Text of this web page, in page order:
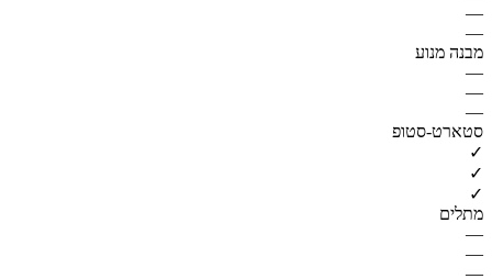
—
—
מבנה מנוע
—
—
—
סטארט-סטופ
✓
✓
✓
מתלים
—
—
—